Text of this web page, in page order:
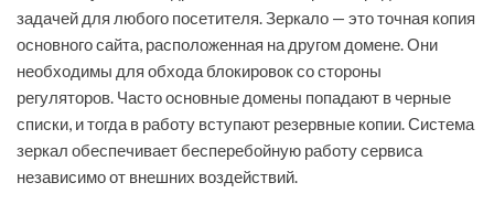
задачей для любого посетителя. Зеркало — это точная копия
основного сайта, расположенная на другом домене. Они
необходимы для обхода блокировок со стороны
регуляторов. Часто основные домены попадают в черные
списки, и тогда в работу вступают резервные копии. Система
зеркал обеспечивает бесперебойную работу сервиса
независимо от внешних воздействий.